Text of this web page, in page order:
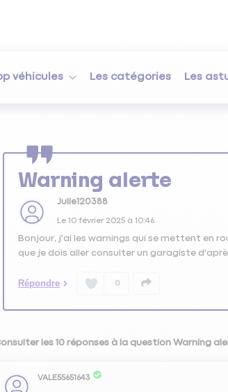
véhicules Les catégories Les
Warning alerte
Julie120388
Le 10 février 2025à 10:46
Bonjour, j'ai les warnings qui se mettent en
que je dois aller consulter un garagiste
Répondre 0
les 10 réponses à la question Warning
VALE55651643